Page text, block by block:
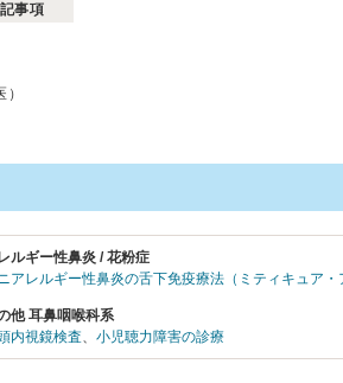
事項
ルギー性鼻炎 / 花粉症
アレルギー性鼻炎の舌下免疫療法（ミティキュア・
他 耳鼻咽喉科系
内視鏡検査、 小児聴力障害の診療